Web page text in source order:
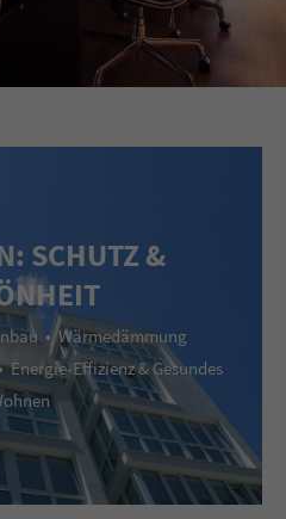
SCHUTZ &
• Wärmedämmung
Effizienz & Gesundes